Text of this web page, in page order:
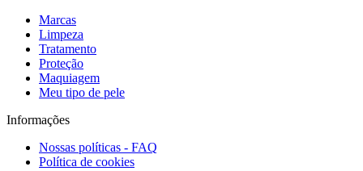
Marcas
Limpeza
Tratamento
Proteção
Maquiagem
Meu tipo de pele
Informações
Nossas políticas - FAQ
Política de cookies